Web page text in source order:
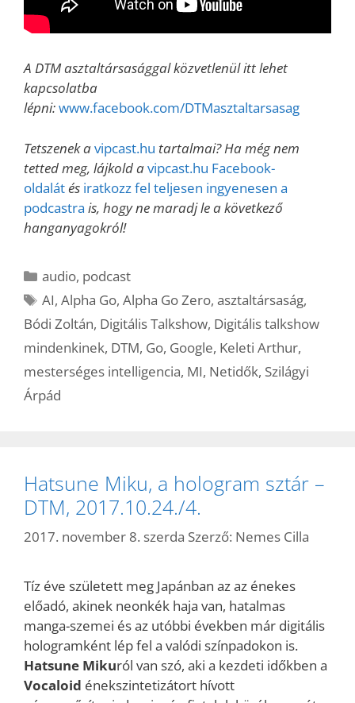
A DTM asztaltársasággal közvetlenül itt lehet
kapcsolatba
lépni:www.facebook.com/DTMasztaltarsasag
Tetszenek avipcast.hu tartalmai? Ha még nem
tetted meg, lájkold avipcast.hu Facebook-
oldalátés iratkozz fel teljesen ingyenesen a
podcastra is, hogy ne maradj le a következő
hanganyagokról!
Kategória
audio, podcast
Címkék
AI,Alpha Go,Alpha Go Zero,asztaltársaság,
Bódi Zoltán, Digitális Talkshow, Digitális talkshow
mindenkinek, DTM, Go, Google, Keleti Arthur,
mesterséges intelligencia, MI, Netidők, Szilágyi
Árpád
Hatsune Miku, a hologram sztár –
DTM, 2017.10.24./4.
2017. november 8. szerda Szerző: Nemes Cilla
Tíz éve született meg Japánban az az énekes
előadó, akinek neonkék haja van, hatalmas
manga-szemei és az utóbbi években már digitális
hologramként lép fel a valódi színpadokon is.
Hatsune Mikuról van szó, aki a kezdeti időkben a
Vocaloid énekszintetizátort hívott